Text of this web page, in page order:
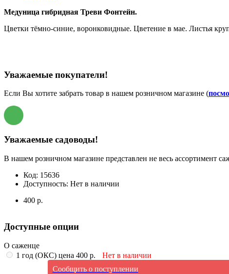
Медуница гибридная Треви Фонтейн.
Цветки тёмно-синие, воронковидные. Цветение в мае. Листья
Уважаемые покупатели!
Если Вы хотите забрать товар в нашем розничном магазине (
Уважаемые садоводы!
В нашем розничном магазине представлен не весь ассортимент
Код: 15636
Доступность: Нет в наличии
400 р.
Доступные опции
О саженце
1 год (ОКС) цена 400 р.
Нет в наличии
Сообщить о поступлении